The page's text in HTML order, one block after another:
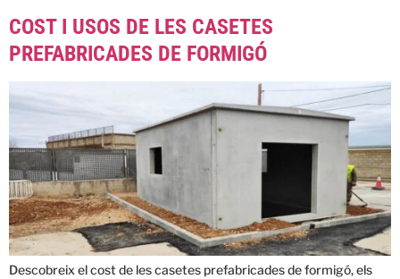
COST I USOS DE LES CASETES
PREFABRICADES DE FORMIGÓ
Descobreix el cost de les casetes prefabricades de formigó, els